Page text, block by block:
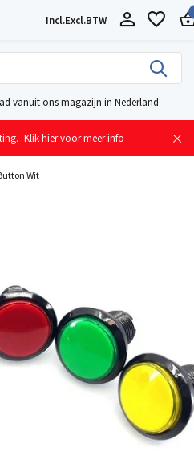
Incl.Excl.BTW
vanuit ons magazijn in Nederland
Klik hier voor meer info
Wit